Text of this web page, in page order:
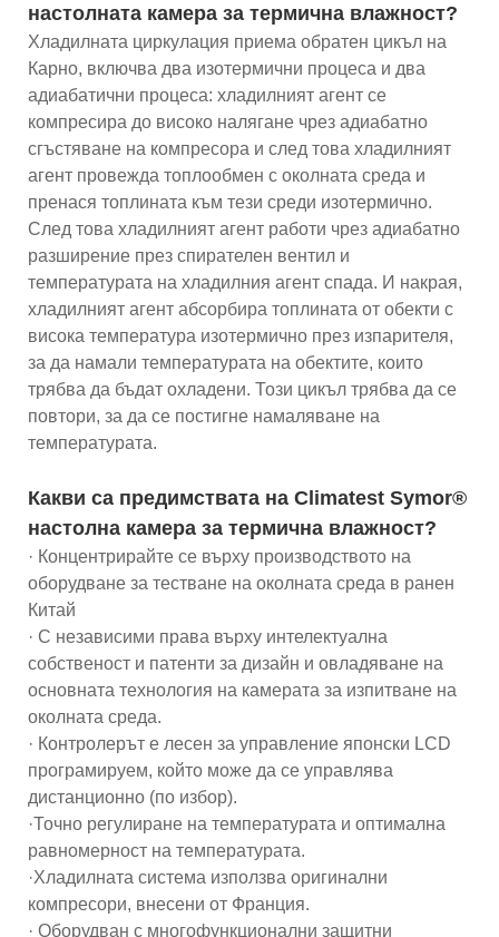
настолната камера за термична влажност?
Хладилната циркулация приема обратен цикъл на
Карно, включва два изотермични процеса и два
адиабатични процеса: хладилният агент се
компресира до високо налягане чрез адиабатно
сгъстяване на компресора и след това хладилният
агент провежда топлообмен с околната среда и
пренася топлината към тези среди изотермично.
След това хладилният агент работи чрез адиабатно
разширение през спирателен вентил и
температурата на хладилния агент спада. И накрая,
хладилният агент абсорбира топлината от обекти с
висока температура изотермично през изпарителя,
за да намали температурата на обектите, които
трябва да бъдат охладени. Този цикъл трябва да се
повтори, за да се постигне намаляване на
температурата.
Какви са предимствата на Climatest Symor®
настолна камера за термична влажност?
· Концентрирайте се върху производството на
оборудване за тестване на околната среда в ранен
Китай
· С независими права върху интелектуална
собственост и патенти за дизайн и овладяване на
основната технология на камерата за изпитване на
околната среда.
· Контролерът е лесен за управление японски LCD
програмируем, който може да се управлява
дистанционно (по избор).
·Точно регулиране на температурата и оптимална
равномерност на температурата.
·Хладилната система използва оригинални
компресори, внесени от Франция.
· Оборудван с многофункционални защитни